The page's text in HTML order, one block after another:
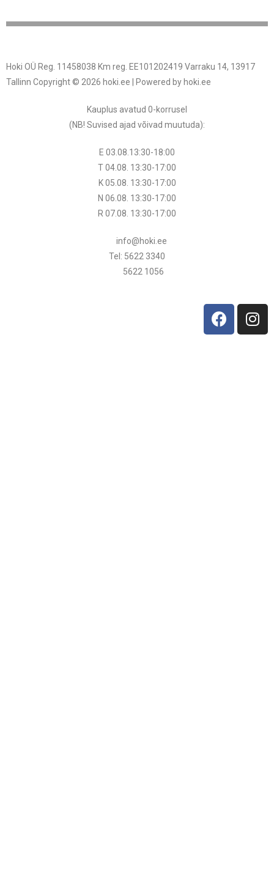
Hoki OÜ Reg. 11458038 Km reg. EE101202419 Varraku 14, 13917
Tallinn Copyright © 2026 hoki.ee | Powered by hoki.ee
Kauplus avatud 0-korrusel
(NB! Suvised ajad võivad muutuda):
E 03.08.13:30-18:00
T 04.08. 13:30-17:00
K 05.08. 13:30-17:00
N 06.08. 13:30-17:00
R 07.08. 13:30-17:00
info@hoki.ee
Tel: 5622 3340
5622 1056